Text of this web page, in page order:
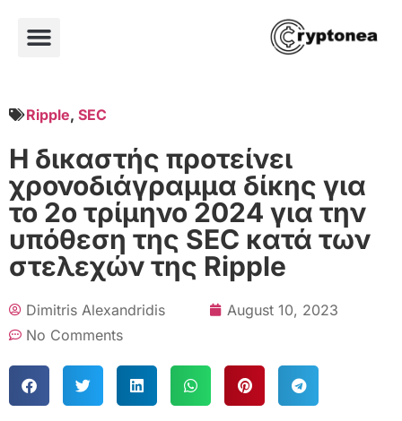
Ripple, SEC
Η δικαστής προτείνει
χρονοδιάγραμμα δίκης για
το 2ο τρίμηνο 2024 για την
υπόθεση της SEC κατά των
στελεχών της Ripple
Dimitris Alexandridis
August 10, 2023
No Comments